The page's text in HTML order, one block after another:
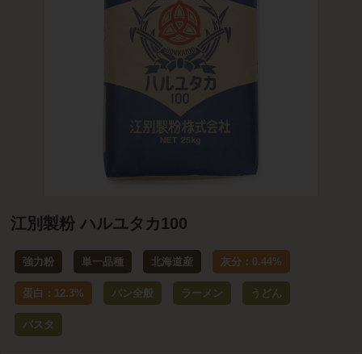
江別製粉 ハルユタカ100
強力粉 単一品種 北海道産 灰分：0.44%
蛋白：12.3% パン全般 ラーメン うどん
パスタ